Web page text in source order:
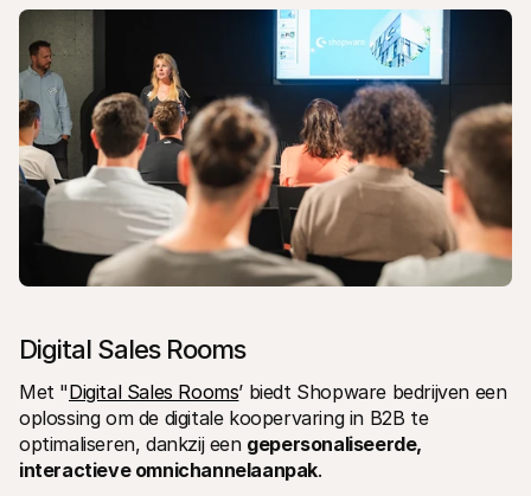
Digital Sales Rooms
Met "Digital Sales Rooms’ biedt Shopware bedrijven een
oplossing om de digitale koopervaring in B2B te
optimaliseren, dankzij een gepersonaliseerde,
interactieve omnichannelaanpak.